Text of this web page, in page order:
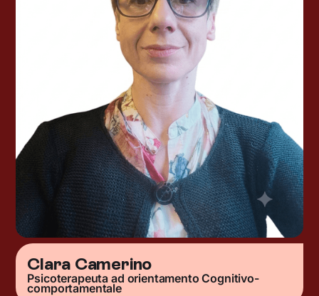
Clara Camerino
Psicoterapeuta ad orientamento Cognitivo-
comportamentale